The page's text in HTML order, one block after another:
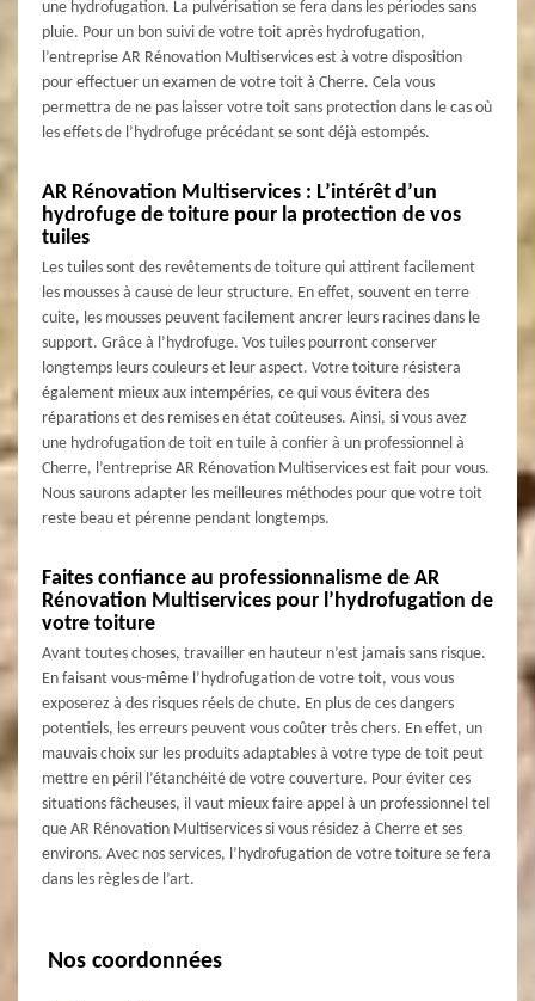
une hydrofugation. La pulvérisation se fera dans les périodes sans
pluie. Pour un bon suivi de votre toit après hydrofugation,
l’entreprise AR Rénovation Multiservices est à votre disposition
pour effectuer un examen de votre toit à Cherre. Cela vous
permettra de ne pas laisser votre toit sans protection dans le cas où
les effets de l’hydrofuge précédant se sont déjà estompés.
AR Rénovation Multiservices : L’intérêt d’un
hydrofuge de toiture pour la protection de vos
tuiles
Les tuiles sont des revêtements de toiture qui attirent facilement
les mousses à cause de leur structure. En effet, souvent en terre
cuite, les mousses peuvent facilement ancrer leurs racines dans le
support. Grâce à l’hydrofuge. Vos tuiles pourront conserver
longtemps leurs couleurs et leur aspect. Votre toiture résistera
également mieux aux intempéries, ce qui vous évitera des
réparations et des remises en état coûteuses. Ainsi, si vous avez
une hydrofugation de toit en tuile à confier à un professionnel à
Cherre, l’entreprise AR Rénovation Multiservices est fait pour vous.
Nous saurons adapter les meilleures méthodes pour que votre toit
reste beau et pérenne pendant longtemps.
Faites confiance au professionnalisme de AR
Rénovation Multiservices pour l’hydrofugation de
votre toiture
Avant toutes choses, travailler en hauteur n’est jamais sans risque.
En faisant vous-même l’hydrofugation de votre toit, vous vous
exposerez à des risques réels de chute. En plus de ces dangers
potentiels, les erreurs peuvent vous coûter très chers. En effet, un
mauvais choix sur les produits adaptables à votre type de toit peut
mettre en péril l’étanchéité de votre couverture. Pour éviter ces
situations fâcheuses, il vaut mieux faire appel à un professionnel tel
que AR Rénovation Multiservices si vous résidez à Cherre et ses
environs. Avec nos services, l’hydrofugation de votre toiture se fera
dans les règles de l’art.
Nos coordonnées